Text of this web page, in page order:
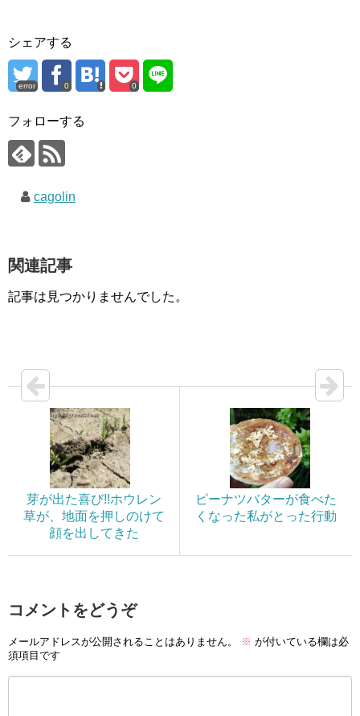
シェアする
error 0 0
フォローする
cagolin
関連記事
記事は見つかりませんでした。
芽が出た喜び!!ホウレン
草が、地面を押しのけて
顔を出してきた
ピーナツバターが食べた
くなった私がとった行動
コメントをどうぞ
メールアドレスが公開されることはありません。 ※ が付いている欄は必
須項目です